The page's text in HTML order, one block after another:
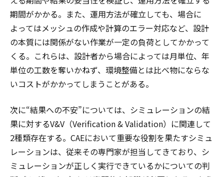
期間がかかる。また、運用方法が確立しても、場合に
よってはメッシュの作成や計算のエラー対応など、設計
の本質には関係がない作業が一定の負荷としてかかって
くる。これらは、設計者から場合によっては月単位、年
単位の工数を奪いかねず、環境整備とは比べ物にならな
いコストがかかってしまうことがある。
次に“結果への不安”については、シミュレーションの結
果に対するV&V（Verification & Validation）に関連して
2種類存在する。CAEにおいて重要な役割を果たすシミュ
レーションは、従来その専門家が担当してきており、シ
ミュレーションが正しく実行できているかについての判